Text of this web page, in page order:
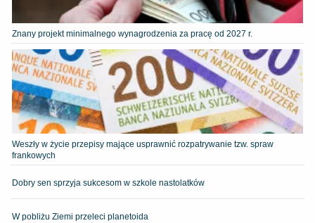
Znany projekt minimalnego wynagrodzenia za pracę od 2027 r.
Weszły w życie przepisy mające usprawnić rozpatrywanie tzw. spraw
frankowych
Dobry sen sprzyja sukcesom w szkole nastolatków
W pobliżu Ziemi przeleci planetoida